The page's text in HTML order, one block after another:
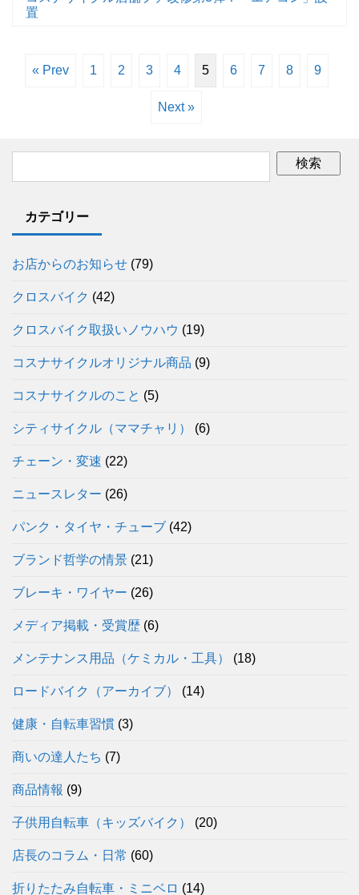
置
« Prev 1 2 3 4 5 6 7 8 9
Next »
カテゴリー
お店からのお知らせ (79)
クロスバイク (42)
クロスバイク取扱いノウハウ (19)
コスナサイクルオリジナル商品 (9)
コスナサイクルのこと (5)
シティサイクル（ママチャリ） (6)
チェーン・変速 (22)
ニュースレター (26)
パンク・タイヤ・チューブ (42)
ブランド哲学の情景 (21)
ブレーキ・ワイヤー (26)
メディア掲載・受賞歴 (6)
メンテナンス用品（ケミカル・工具） (18)
ロードバイク（アーカイブ） (14)
健康・自転車習慣 (3)
商いの達人たち (7)
商品情報 (9)
子供用自転車（キッズバイク） (20)
店長のコラム・日常 (60)
折りたたみ自転車・ミニベロ (14)